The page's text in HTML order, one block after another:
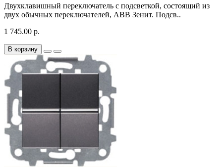
Двухклавишный переключатель с подсветкой, состоящий из
двух обычных переключателей, АВВ Зенит. Подсв..
1 745.00 р.
В корзину